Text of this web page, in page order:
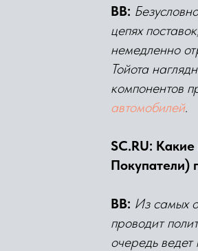
BB:
цепях
немедленно
Тойота
компонентов
автомобилей.
SC.RU:
Покупатели)
BB: Из самых
проводит
очередь